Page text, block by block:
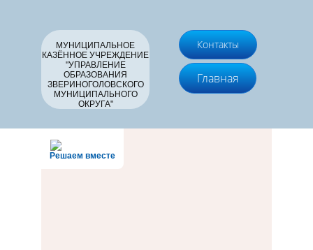
МУНИЦИПАЛЬНОЕ
КАЗЁННОЕ УЧРЕЖДЕНИЕ
"УПРАВЛЕНИЕ
ОБРАЗОВАНИЯ
ЗВЕРИНОГОЛОВСКОГО
МУНИЦИПАЛЬНОГО
ОКРУГА"
Контакты
Главная
Решаем вместе